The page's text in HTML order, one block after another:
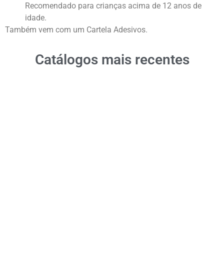
Recomendado para crianças acima de 12 anos de
idade.
Também vem com um Cartela Adesivos.
Catálogos mais recentes